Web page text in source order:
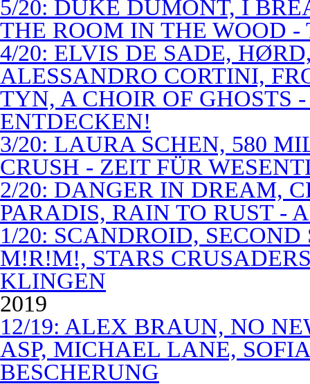
5/20: DUKE DUMONT, I
THE ROOM IN THE WOOD
4/20: ELVIS DE SADE,
ALESSANDRO CORTINI,
TYN, A CHOIR OF GHOSTS
ENTDECKEN!
3/20: LAURA SCHEN, 580
CRUSH - ZEIT FÜR
2/20: DANGER IN DREAM,
PARADIS, RAIN TO RUST -
1/20: SCANDROID,
M!R!M!, STARS
KLINGEN
2019
12/19: ALEX BRAUN, NO
ASP, MICHAEL LANE,
BESCHERUNG